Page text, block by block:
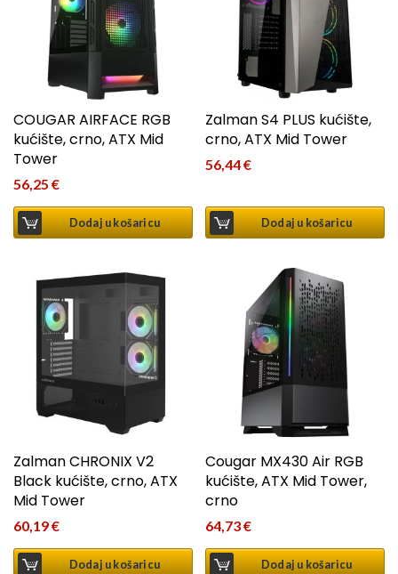
COUGAR AIRFACE RGB
kućište, crno, ATX Mid
Tower
56,25 €
Dodaj u košaricu
Zalman S4 PLUS kućište,
crno, ATX Mid Tower
56,44€
Dodaj u košaricu
Zalman CHRONIX V2
Black kućište, crno, ATX
Mid Tower
60,19€
Dodaj u košaricu
Cougar MX430 Air RGB
kućište, ATX Mid Tower,
crno
64,73€
Dodaj u košaricu